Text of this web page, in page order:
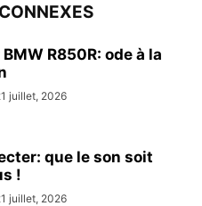
R850R: ode à la
juillet, 2026
que le son soit
!
juillet, 2026